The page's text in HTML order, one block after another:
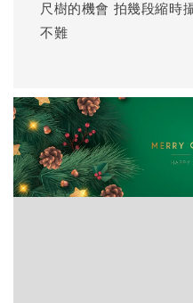
尺樹的機會 拍幾段縮時
不難